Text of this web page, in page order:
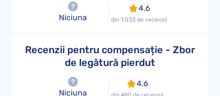
Niciuna
4.6
din 1,033 de recenzii
Recenzii pentru compensație - Zbor
de legătură pierdut
Niciuna
4.6